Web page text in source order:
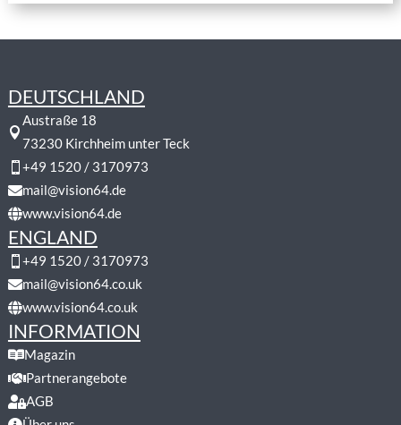
DEUTSCHLAND

Austraße 18
73230 Kirchheim unter Teck
 +49 1520 / 3170973
mail@vision64.de
www.vision64.de
ENGLAND
 +49 1520 / 3170973
mail@vision64.co.uk
www.vision64.co.uk
INFORMATION
Magazin
Partnerangebote
AGB